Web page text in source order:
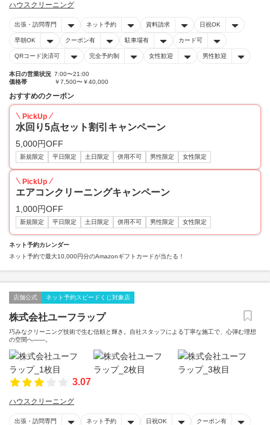
ハウスクリーニング
出張・訪問専門 ネット予約 資料請求 日祝OK
早朝OK クーポン有 駐車場有 カード可
QRコード決済可 完全予約制 女性歓迎 男性歓迎
本日の営業状況 7:00〜21:00
価格帯
￥7,500〜￥40,000
おすすめのクーポン
PickUp
水回り5点セット割引キャンペーン
5,000円OFF
新規限定 平日限定 土日限定 併用不可 男性限定 女性限定
PickUp
エアコンクリーニングキャンペーン
1,000円OFF
新規限定 平日限定 土日限定 併用不可 男性限定 女性限定
ネット予約カレンダー
ネット予約で最大10,000円分のAmazonギフトカードが当たる！
店舗公式 ネット予約スピードくじ対象店
株式会社ユーフラップ
巧みなクリーニング技術で生む信頼と輝き。自社スタッフによる丁寧な施工で、心弾む理想
の空間へ――。
3.07
ハウスクリーニング
出張・訪問専門 ネット予約 日祝OK クーポン有